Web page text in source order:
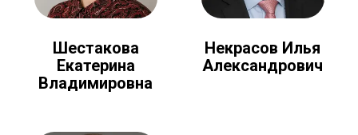
Шестакова
Екатерина
Владимировна
Некрасов Илья
Александрович